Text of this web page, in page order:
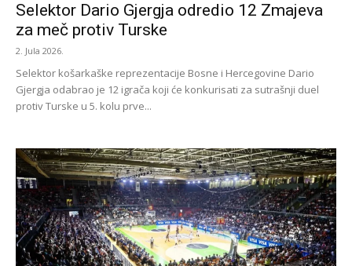
Selektor Dario Gjergja odredio 12 Zmajeva
za meč protiv Turske
2. Jula 2026.
Selektor košarkaške reprezentacije Bosne i Hercegovine Dario
Gjergja odabrao je 12 igrača koji će konkurisati za sutrašnji duel
protiv Turske u 5. kolu prve...